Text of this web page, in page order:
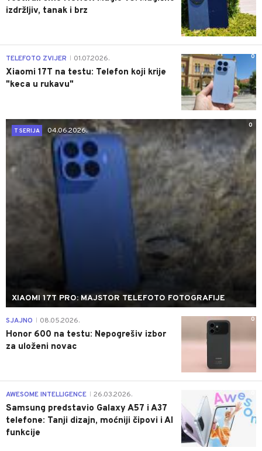
izdržljiv, tanak i brz
0
TELEFOTO ZVIJER 01.07.2026.
Xiaomi 17T na testu: Telefon koji krije
"keca u rukavu"
0
T SERIJA
04.06.2026.
XIAOMI 17T PRO: MAJSTOR TELEFOTO FOTOGRAFIJE
0
SJAJNO 08.05.2026.
Honor 600 na testu: Nepogrešiv izbor
za uloženi novac
AWESOME INTELLIGENCE 26.03.2026.
Samsung predstavio Galaxy A57 i A37
telefone: Tanji dizajn, moćniji čipovi i AI
funkcije